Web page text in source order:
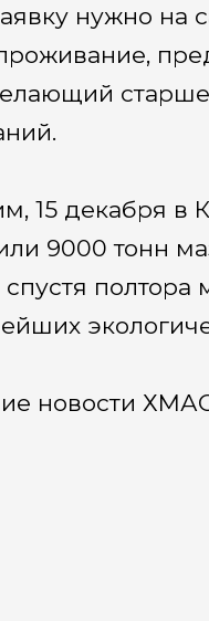
нужно на
старше
15 декабря в
9000 тонн
спустя
новости